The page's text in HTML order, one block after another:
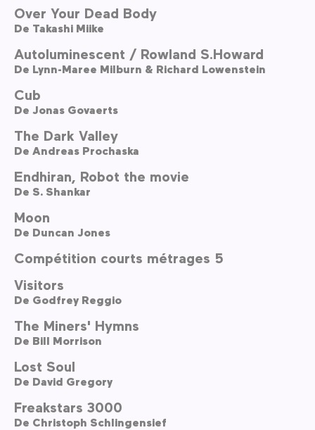
Over Your Dead Body
De Takashi Miike
Autoluminescent / Rowland S.Howard
De Lynn-Maree Milburn & Richard Lowenstein
Cub
De Jonas Govaerts
The Dark Valley
De Andreas Prochaska
Endhiran, Robot the movie
De S. Shankar
Moon
De Duncan Jones
Compétition courts métrages 5
Visitors
De Godfrey Reggio
The Miners' Hymns
De Bill Morrison
Lost Soul
De David Gregory
Freakstars 3000
De Christoph Schlingensief